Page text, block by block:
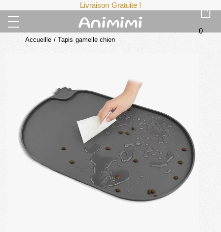
Livraison Gratuite !
0
Accueille / Tapis gamelle chien